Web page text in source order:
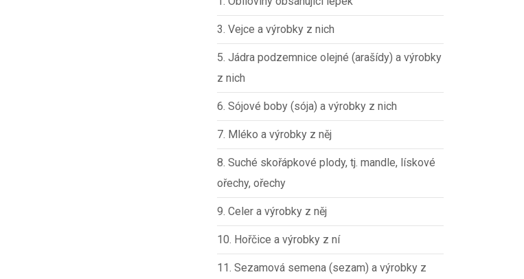
3. Vejce a výrobky z nich
5. Jádra podzemnice olejné (arašídy) a výrobky
z nich
6. Sójové boby (sója) a výrobky z nich
7. Mléko a výrobky z něj
8. Suché skořápkové plody, tj. mandle, lískové
ořechy, ořechy
9. Celer a výrobky z něj
10. Hořčice a výrobky z ní
11. Sezamová semena (sezam) a výrobky z